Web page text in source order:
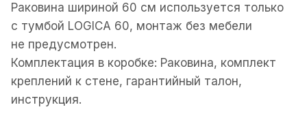
Раковина шириной 60 см используется только
с тумбой LOGICA 60, монтаж без мебели
не предусмотрен.
Комплектация в коробке: Раковина, комплект
креплений к стене, гарантийный талон,
инструкция.